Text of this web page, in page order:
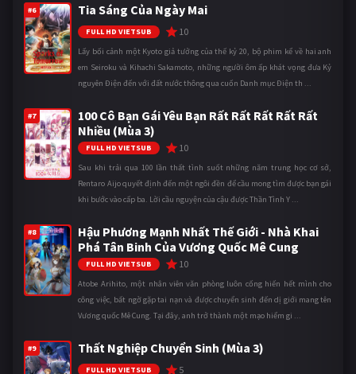
#6 Tia Sáng Của Ngày Mai
FULL HD VIETSUB 10
Lấy bối cảnh một Kyoto giả tưởng của thế kỷ 20, bộ phim kể về hai anh
em Seiroku và Kihachi Sakamoto, những người ôm ấp khát vọng đưa Kỷ
nguyên Điện đến với đất nước thông qua cuốn Danh mục Điện th ...
#7
100 Cô Bạn Gái Yêu Bạn Rất Rất Rất Rất Rất
Nhiều (Mùa 3)
FULL HD VIETSUB 10
Sau khi trải qua 100 lần thất tình suốt những năm trung học cơ sở,
Rentaro Aijo quyết định đến một ngôi đền để cầu mong tìm được bạn gái
khi bước vào cấp ba. Lời cầu nguyện của cậu được Thần Tình Y ...
#8
Hậu Phương Mạnh Nhất Thế Giới - Nhà Khai
Phá Tân Binh Của Vương Quốc Mê Cung
FULL HD VIETSUB 10
Atobe Arihito, một nhân viên văn phòng luôn cống hiến hết mình cho
công việc, bất ngờ gặp tai nạn và được chuyển sinh đến dị giới mang tên
Vương quốc Mê Cung. Tại đây, anh trở thành một mạo hiểm gi ...
#9 Thất Nghiệp Chuyển Sinh (Mùa 3)
FULL HD VIETSUB 5